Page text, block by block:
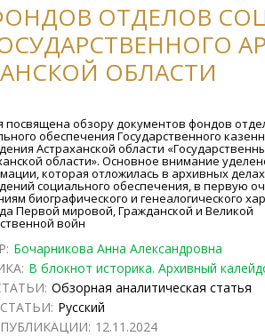
ОТДЕЛОВ
ОБЛАСТИ
посвящена обзору документов фондов
обеспечения Государственного
Астраханской области
области». Основное внимание
которая отложилась в архивных делах
социального обеспечения, в первую
биографического и генеалогического
Первой мировой, Гражданской и Великой
войн
Бочарникова Анна Александровна
В блокнот историка. Архивный
Обзорная аналитическая статья
Русский
12.11.2024